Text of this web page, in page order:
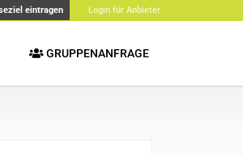
eintragen Login für Anbieter
GRUPPENANFRAGE